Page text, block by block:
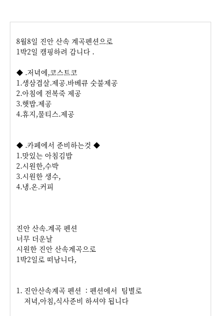
8월8일 진안 산속 계곡펜션으로
1박2일 캠핑하려 갑니다 .
◆ .저녁에,코스트코
1.생삼겹살.제공.바베큐 숫불제공
2.아침에 전복죽 제공
3.햇밥.제공
4.휴지,물티스.제공
◆ .카페에서 준비하는것 ◆
1.맛있는 아침김밥
2.시원한,수박
3.시원한 생수,
4.냉.온.커피
진안 산속.계곡 펜션
너무 더운날
시원한 진안 산속계곡으로
1박2일로 떠남니다,
1. 진안산속계곡 펜션 : 펜션에서 팀별로
저녁,아침,식사준비 하셔야 됩니다